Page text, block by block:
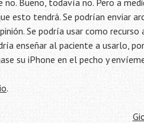
Bueno, todavía no. Pero a
esto tendrá. Se podrían enviar
Se podría usar como recurso
enseñar al paciente a usarlo,
su iPhone en el pecho y
.